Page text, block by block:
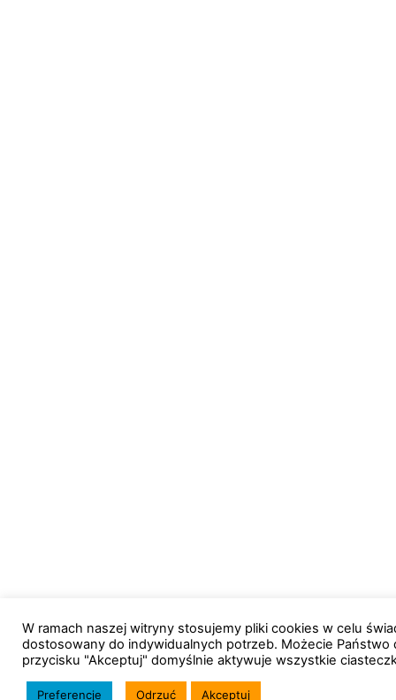
W ramach naszej witryny stosujemy pliki cookies w celu
dostosowany do indywidualnych potrzeb. Możecie
przycisku "Akceptuj" domyślnie aktywuje wszystkie
Preferencje Odrzuć Akceptuj